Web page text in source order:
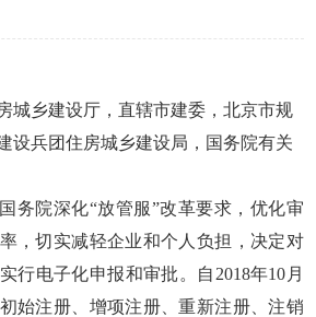
城乡建设厅，直辖市建委，北京市规
设兵团住房城乡建设局，国务院有关
院深化“放管服”改革要求，优化审
，切实减轻企业和个人负担，决定对
行电子化申报和审批。自2018年10月
始注册、增项注册、重新注册、注销